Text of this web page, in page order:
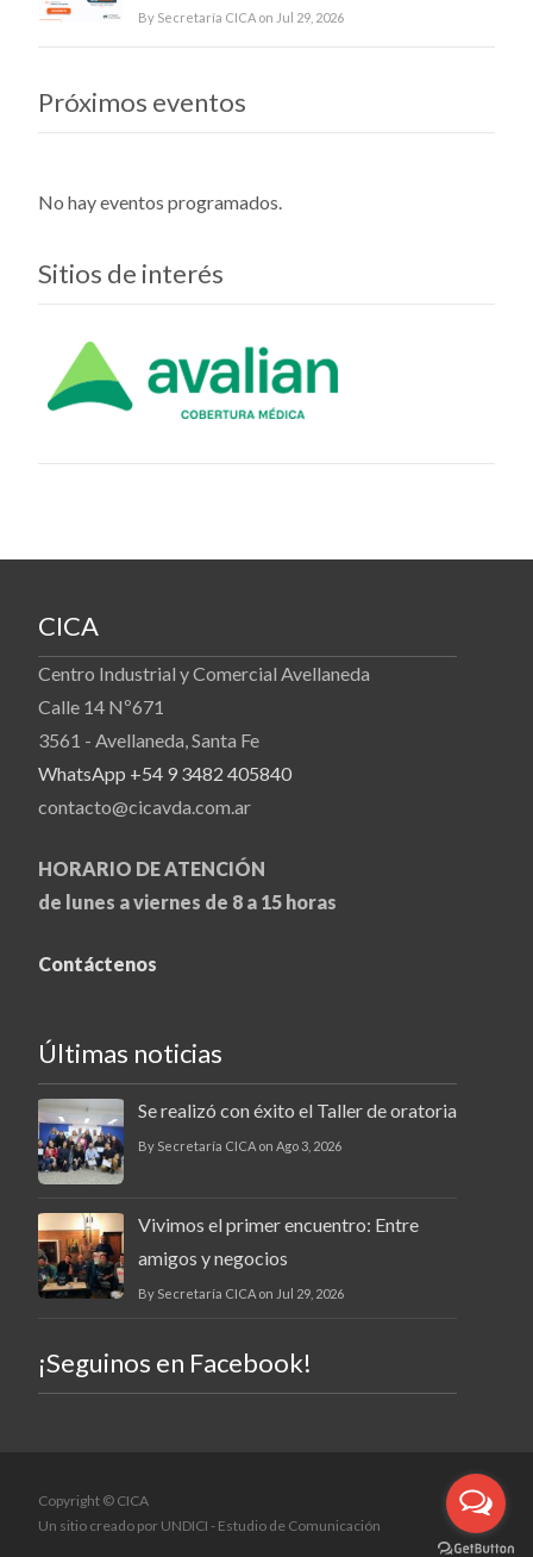
By Secretaría CICA on Jul 29, 2026
Próximos eventos
No hay eventos programados.
Sitios de interés
CICA
Centro Industrial y Comercial Avellaneda
Calle 14 Nº671
3561 - Avellaneda, Santa Fe
WhatsApp +54 9 3482 405840
contacto@cicavda.com.ar
HORARIO DE ATENCIÓN
de lunes a viernes de 8 a 15 horas
Contáctenos
Últimas noticias
Se realizó con éxito el Taller de oratoria
By Secretaría CICA on Ago 3, 2026
Vivimos el primer encuentro: Entre
amigos y negocios
By Secretaría CICA on Jul 29, 2026
¡Seguinos en Facebook!
Copyright © CICA
Un sitio creado por UNDICI - Estudio de Comunicación